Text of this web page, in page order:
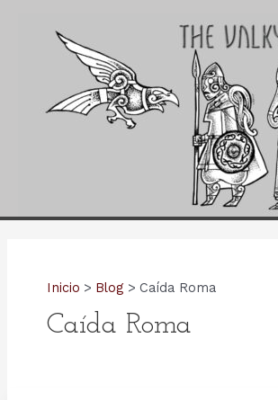
Inicio Blog Caída Roma
Caída Roma